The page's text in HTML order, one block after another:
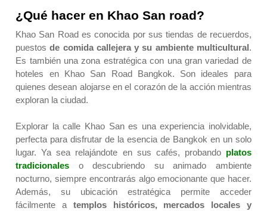
¿Qué hacer en Khao San road?
Khao San Road es conocida por sus tiendas de recuerdos,
puestosde comida callejera y su ambiente multicultural.
Es también una zona estratégica con una gran variedad de
hoteles en Khao San Road Bangkok. Son ideales para
quienes desean alojarse en el corazón de la acción mientras
exploran la ciudad.
Explorar lacalle Khao Sanes una experiencia inolvidable,
perfecta para disfrutar de la esencia de Bangkok en un solo
lugar. Ya sea relajándote en sus cafés, probando platos
tradicionales o descubriendo su animado ambiente
nocturno, siempre encontrarás algo emocionante que hacer.
Además, su ubicación estratégica permite acceder
fácilmente a templos históricos, mercados locales y